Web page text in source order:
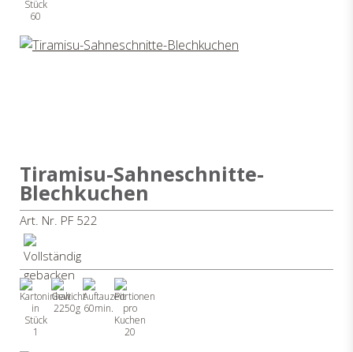
60
Tiramisu-Sahneschnitte-
Blechkuchen
Art. Nr. PF 522
1
2250g 60min.
20